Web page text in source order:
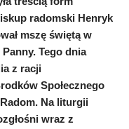
radomski Henryk
mszę świętą w
Tego dnia
z racji
Społecznego
Na liturgii
wraz z